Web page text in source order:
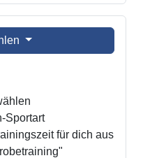
Sportart
für dich aus